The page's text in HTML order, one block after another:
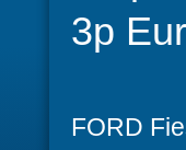
3p
FORD